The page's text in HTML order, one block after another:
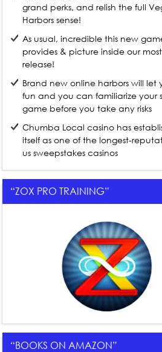
grand perks, and relish the full
Harbors sense!
As usual, incredible this new
provides & picture inside our
release!
Brand new online harbors will let
fun and you can familiarize your
game before you take any risks
Chumba Local casino has
itself as one of the longest-
us sweepstakes casinos
“ZOX PRO TRAINING”
“BOOKS ON AMAZON”